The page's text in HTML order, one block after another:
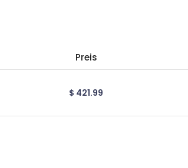
Preis
$ 421.99